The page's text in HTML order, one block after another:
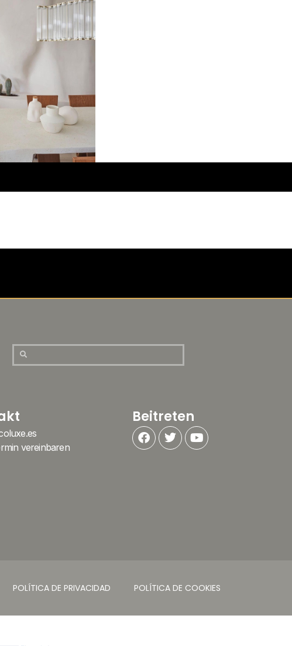
vereinbaren
Beitreten
POLÍTICA DE PRIVACIDAD POLÍTICA DE COOKIES